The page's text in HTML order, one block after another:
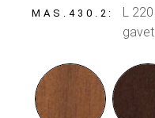
MAS.430.2
L